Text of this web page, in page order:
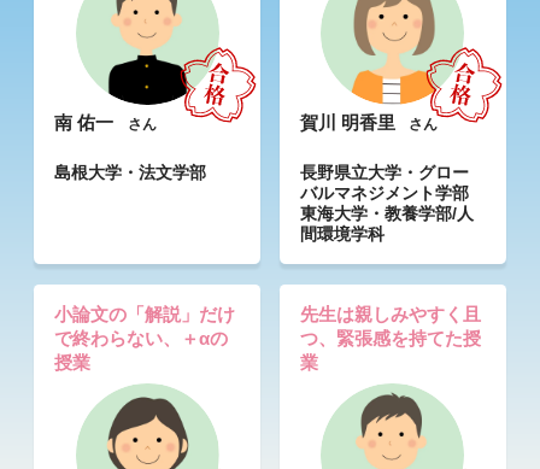
南 佑一 さん
島根大学・法文学部
賀川 明香里 さん
長野県立大学・グロー
バルマネジメント学部
東海大学・教養学部/人
間環境学科
小論文の「解説」だけ
で終わらない、＋αの
授業
先生は親しみやすく且
つ、緊張感を持てた授
業